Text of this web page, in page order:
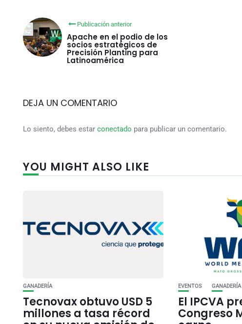
Publicación anterior
Apache en el podio de los
socios estratégicos de
Precisión Planting para
Latinoamérica
DEJA UN COMENTARIO
Lo siento, debes estar conectado para publicar un comentario.
YOU MIGHT ALSO LIKE
GANADERÍA
Tecnovax obtuvo USD 5
millones a tasa récord
EVENTOS GANADERÍA
El IPCVA
Congreso